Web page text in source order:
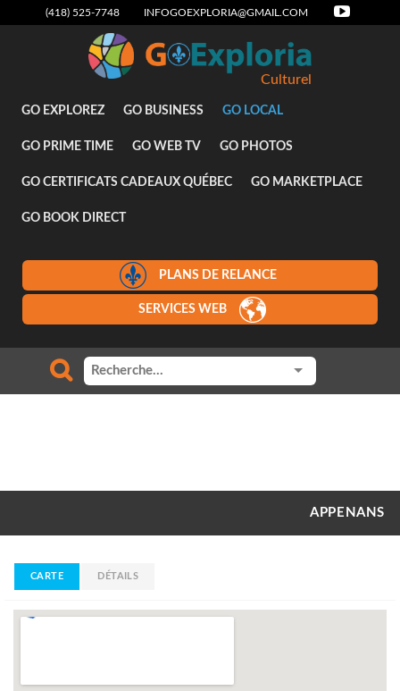
(418) 525-7748 INFOGOEXPLORIA@GMAIL.COM
Culturel
GO EXPLOREZ GO BUSINESS GO LOCAL
GO PRIME TIME GO WEB TV GO PHOTOS
GO CERTIFICATS CADEAUX QUÉBEC GO MARKETPLACE
GO BOOK DIRECT
PLANS DE RELANCE
SERVICES WEB
APPENANS
CARTE DÉTAILS